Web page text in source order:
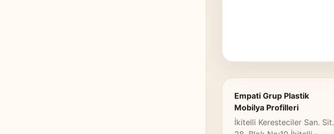
Empati Grup Plastik
Mobilya Profilleri
İkitelli Keresteciler San. Sit.